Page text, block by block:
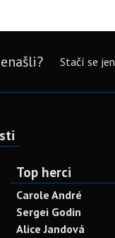
Stačí se jen
Top herci
Carole André
Sergei Godin
Alice Jandová